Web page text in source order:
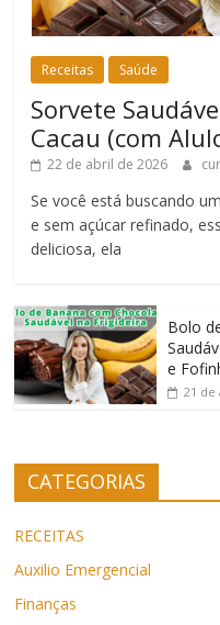
Receitas Saúde
Sorvete
Cacau (com
22 de abril de 2026
Se você está buscando
e sem açúcar refinado,
deliciosa, ela
Bolo
e
21 de
CATEGORIAS
RECEITAS
Auxilio Emergencial
Finanças